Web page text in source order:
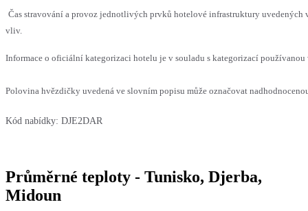
Čas stravování a provoz jednotlivých prvků hotelové infrastruktury uvedených
vliv.
Informace o oficiální kategorizaci hotelu je v souladu s kategorizací
Polovina hvězdičky uvedená ve slovním popisu může označovat
Kód nabídky: DJE2DAR
Průměrné teploty - Tunisko, Djerba,
Midoun